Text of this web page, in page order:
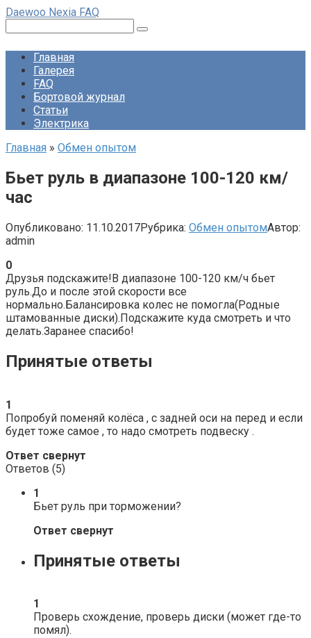
Перейти
контенту
Daewoo Nexia FAQ
Главная
Галерея
FAQ
Бортовой журнал
Статьи
Электрика
Главная » Обмен опытом
Бьет руль в диапазоне 100-120 км/
час
Опубликовано: 11.10.2017Рубрика: Обмен опытомАвтор:
admin
0
Друзья подскажите!В диапазоне 100-120 км/ч бьет
руль.До и после этой скорости все
нормально.Балансировка колес не помогла(Родные
штамованные диски).Подскажите куда смотреть и что
делать.Заранее спасибо!
Принятые ответы
1
Попробуй поменяй колёса , с задней оси на перед и если
будет тоже самое , то надо смотреть подвеску .
Ответ свернут
Ответов (5)
1
Бьет руль при торможении?
Ответ свернут
Принятые ответы
1
Проверь схождение, проверь диски (может где-то
помял).